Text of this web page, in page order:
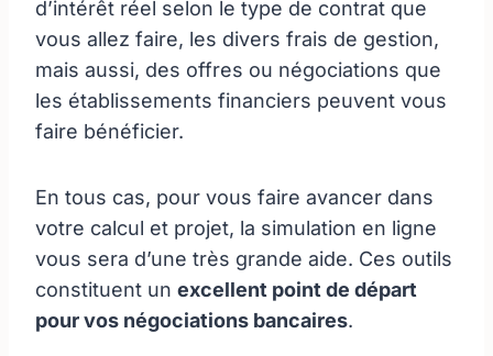
d’intérêt réel selon le type de contrat que
vous allez faire, les divers frais de gestion,
mais aussi, des offres ou négociations que
les établissements financiers peuvent vous
faire bénéficier.
En tous cas, pour vous faire avancer dans
votre calcul et projet, la simulation en ligne
vous sera d’une très grande aide. Ces outils
constituent un excellent point de départ
pour vos négociations bancaires.